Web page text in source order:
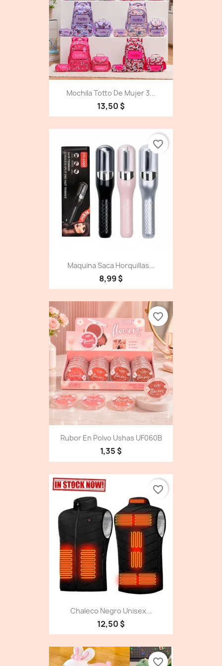
Mochila Totto De Mujer 3...
13,50 $
Maquina Saca Horquillas...
8,99 $
favorite_border
Rubor En Polvo Ushas UF060B
1,35 $
favorite_border
Chaleco Negro Unisex...
12,50 $
favorite_border
favorite_border